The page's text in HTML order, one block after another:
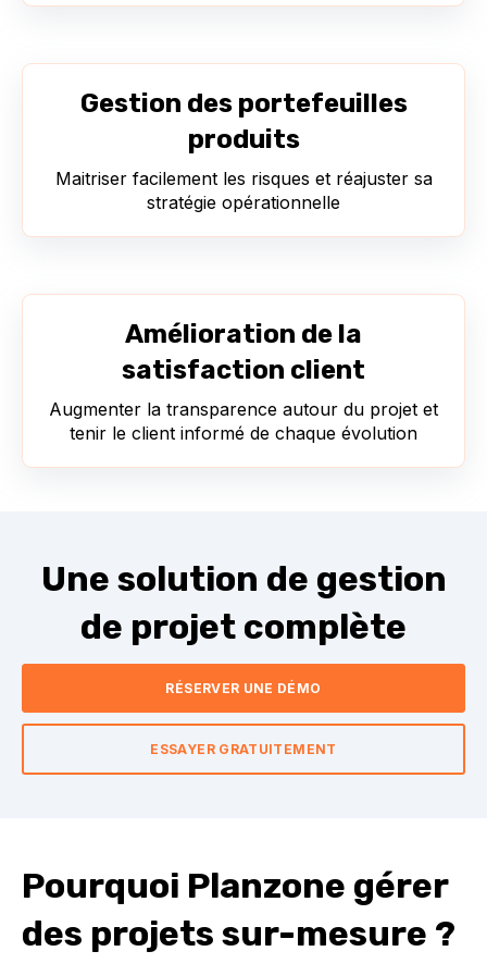
Gestion des portefeuilles
produits
Maitriser facilement les risques et réajuster sa
stratégie opérationnelle
Amélioration de la
satisfaction client
Augmenter la transparence autour du projet et
tenir le client informé de chaque évolution
Une solution de gestion
de projet complète
RÉSERVER UNE DÉMO
ESSAYER GRATUITEMENT
Pourquoi Planzone gérer
des projets sur-mesure ?